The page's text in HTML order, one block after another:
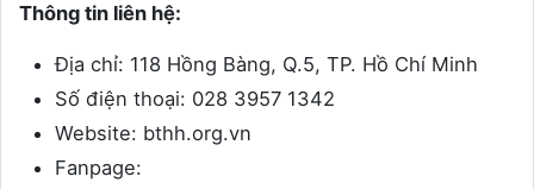
Thông tin liên hệ:
Địa chỉ: 118 Hồng Bàng, Q.5, TP. Hồ Chí Minh
Số điện thoại: 028 3957 1342
Website: bthh.org.vn
Fanpage: